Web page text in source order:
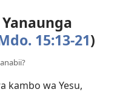
15:13-21)
kambo wa Yesu,